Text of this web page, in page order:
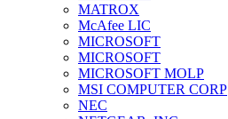
MATROX
McAfee LIC
MICROSOFT
MICROSOFT
MICROSOFT MOLP
MSI COMPUTER CORP
NEC